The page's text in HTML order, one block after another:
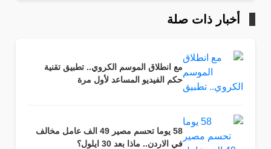
أخبار ذات صلة
مع انطلاق الموسم الكروي.. تطبيق تقنية
حكم الفيديو المساعد لأول مرة
58 يوما تحسم مصير 49 الف عامل مخالف
في الاردن.. ماذا بعد 30 ايلول؟